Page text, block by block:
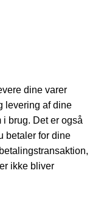
dine varer
levering af dine
i brug. Det er også
betaler for dine
ikke bliver